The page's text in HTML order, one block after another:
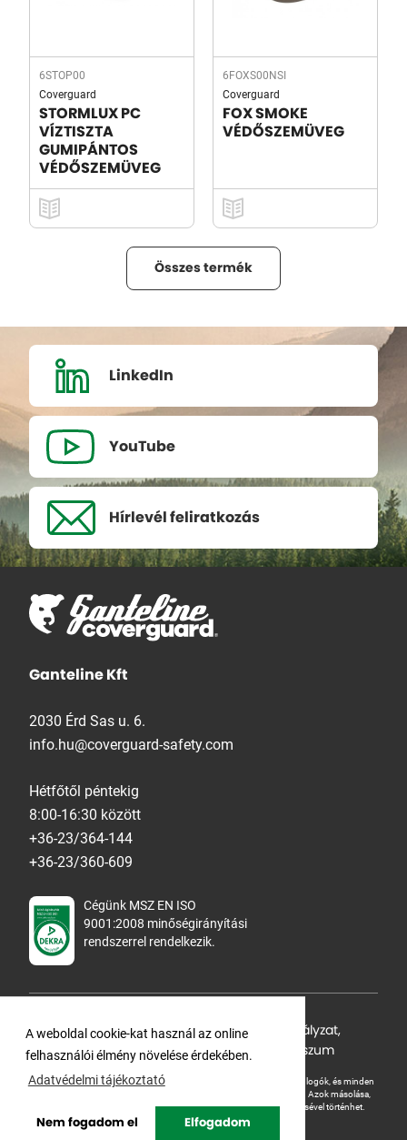
A weboldal cookie-kat használ az online
felhasználói élmény növelése érdekében.
Adatvédelmi tájékoztató
Nem fogadom el Elfogadom
6STOP00
Coverguard
STORMLUX PC
VÍZTISZTA
GUMIPÁNTOS
VÉDŐSZEMÜVEG
6FOXS00NSI
Coverguard
FOX SMOKE
VÉDŐSZEMÜVEG
Összes termék
LinkedIn
YouTube
Hírlevél feliratkozás
Ganteline Kft
2030 Érd Sas u. 6.
info.hu@coverguard-safety.com
Hétfőtől péntekig
8:00-16:30 között
+36-23/364-144
+36-23/360-609
Cégünk MSZ EN ISO
9001:2008 minőségirányítási
rendszerrel rendelkezik.
Adatvédelmi tájékoztató,Cookie Szabályzat,
Felhasználási feltételek,ÁSZF Impresszum
A Ganteline Kft jelen honlapja szerzői jog által védett. A leírások, fotók, logók, és minden
Azok másolása,
üzleti célú felhasználása kizárólag a jog tulajdonosának beleegyezésével történhet.
Copyright © Ganteline. All rights reserved.